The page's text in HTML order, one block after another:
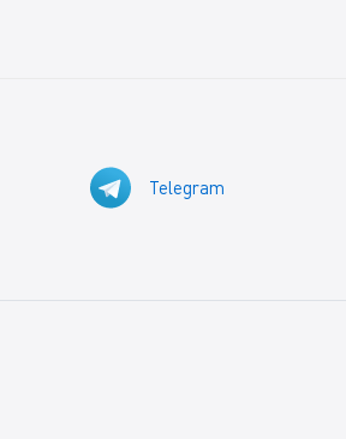
Telegram